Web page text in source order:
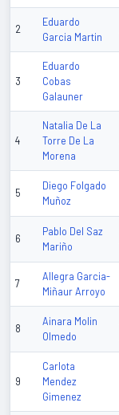
2
Eduardo
Garcia Martin
3
Eduardo
Cobas
Galauner
4
Natalia De La
Torre De La
Morena
5
Diego Folgado
Muñoz
6
Pablo Del Saz
Mariño
7
Allegra Garcia-
Miñaur Arroyo
8
Ainara Molin
Olmedo
9
Carlota
Mendez
Gimenez